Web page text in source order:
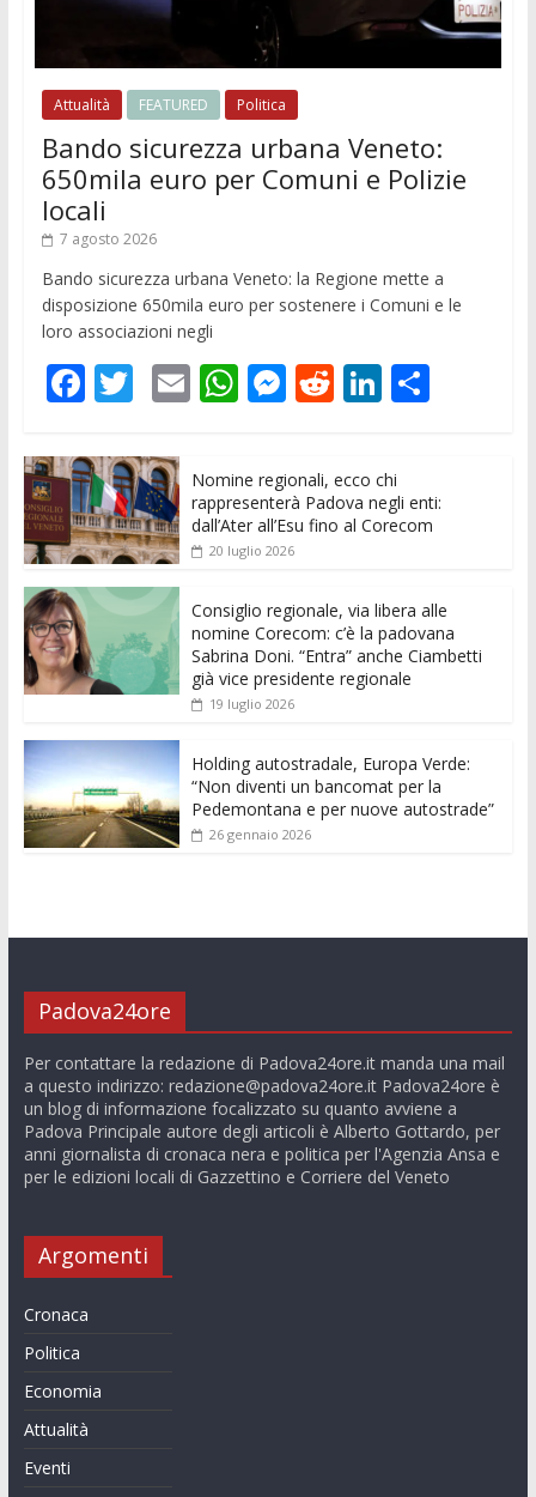
Attualità FEATURED Politica
Bando sicurezza urbana Veneto:
650mila euro per Comuni e Polizie
locali
7 agosto 2026
Bando sicurezza urbana Veneto: la Regione mette a
disposizione 650mila euro per sostenere i Comuni e le
loro associazioni negli
F
e
b
o
o
k
T
itt
er
E
l
W
s
A
p
p
M
ss
e
n
er
R
di
t
Li
k
e
dI
C
di
vi
Nomine regionali, ecco chi
rappresenterà Padova negli enti:
dall’Ater all’Esu fino al Corecom
20 luglio 2026
Consiglio regionale, via libera alle
nomine Corecom: c’è la padovana
Sabrina Doni. “Entra” anche Ciambetti
già vice presidente regionale
19 luglio 2026
Holding autostradale, Europa Verde:
“Non diventi un bancomat per la
Pedemontana e per nuove autostrade”
26 gennaio 2026
Padova24ore
Per contattare la redazione di Padova24ore.it manda una mail
a questo indirizzo: redazione@padova24ore.itPadova24ore è
un blog di informazione focalizzato su quanto avviene a
Padova Principale autore degli articoli è Alberto Gottardo, per
anni giornalista di cronaca nera e politica per l'Agenzia Ansa e
per le edizioni locali di Gazzettino e Corriere del Veneto
Argomenti
Cronaca
Politica
Economia
Attualità
Eventi